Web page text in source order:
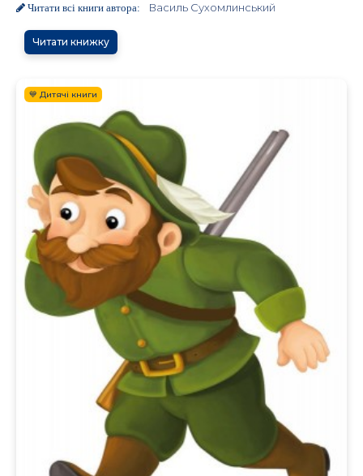
Читати всі книги автора: Василь Сухомлинський
Читати книжку
💙 Дитячі книги